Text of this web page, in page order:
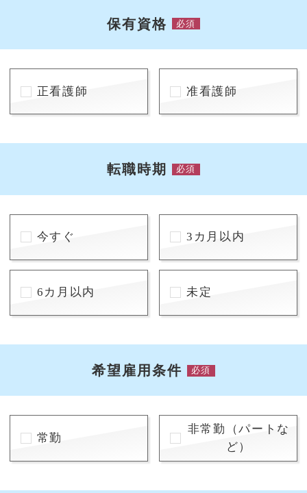
保有資格 必須
正看護師 准看護師
転職時期 必須
今すぐ 3カ月以内
6カ月以内 未定
希望雇用条件 必須
常勤
非常勤（パートな
ど）